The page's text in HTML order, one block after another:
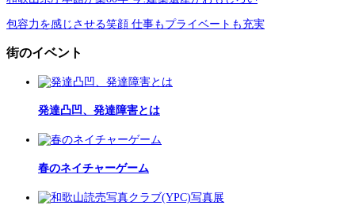
包容力を感じさせる笑顔 仕事もプライベートも充実
街のイベント
発達凸凹、発達障害とは
春のネイチャーゲーム